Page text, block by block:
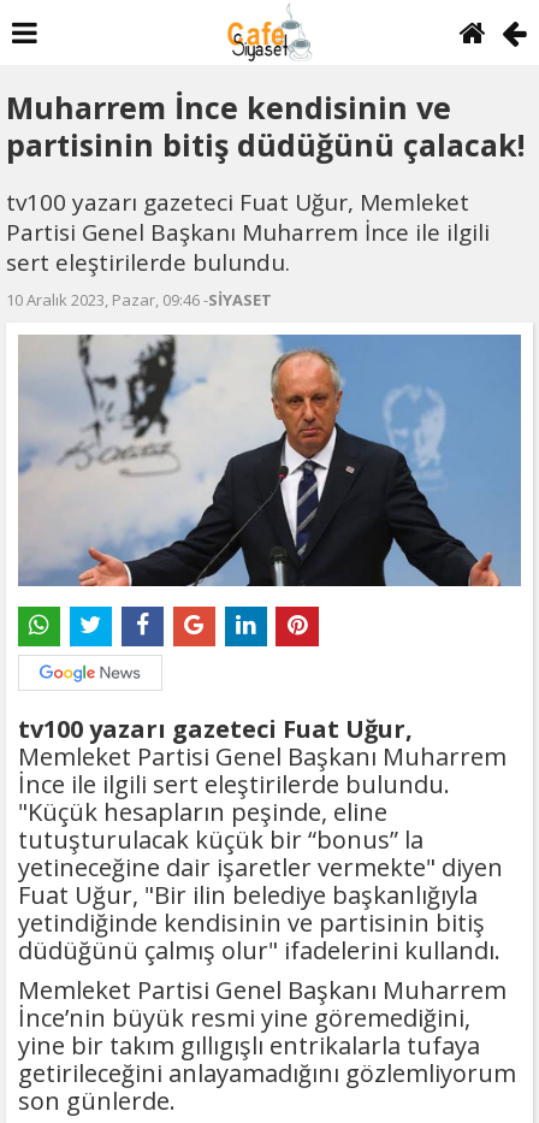
Muharrem İnce kendisinin ve
partisinin bitiş düdüğünü çalacak!
tv100 yazarı gazeteci Fuat Uğur, Memleket
Partisi Genel Başkanı Muharrem İnce ile ilgili
sert eleştirilerde bulundu.
10 Aralık 2023, Pazar, 09:46 -SİYASET
tv100 yazarı gazeteci Fuat Uğur,
Memleket Partisi Genel Başkanı Muharrem
İnce ile ilgili sert eleştirilerde bulundu.
"Küçük hesapların peşinde, eline
tutuşturulacak küçük bir “bonus” la
yetineceğine dair işaretler vermekte" diyen
Fuat Uğur, "Bir ilin belediye başkanlığıyla
yetindiğinde kendisinin ve partisinin bitiş
düdüğünü çalmış olur" ifadelerini kullandı.
Memleket Partisi Genel Başkanı Muharrem
İnce’nin büyük resmi yine göremediğini,
yine bir takım gıllıgışlı entrikalarla tufaya
getirileceğini anlayamadığını gözlemliyorum
son günlerde.